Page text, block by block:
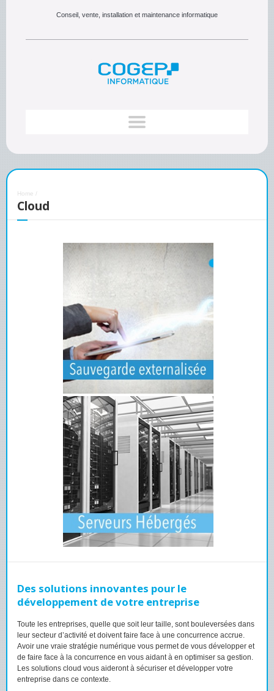
Conseil, vente, installation et maintenance informatique
Home /
Cloud
Des solutions innovantes pour le
développement de votre entreprise
Toute les entreprises, quelle que soit leur taille, sont bouleversées dans
leur secteur d’activité et doivent faire face à une concurrence accrue.
Avoir une vraie stratégie numérique vous permet de vous développer et
de faire face à la concurrence en vous aidant à en optimiser sa gestion.
Les solutions cloud vous aideront à sécuriser et développer votre
entreprise dans ce contexte.